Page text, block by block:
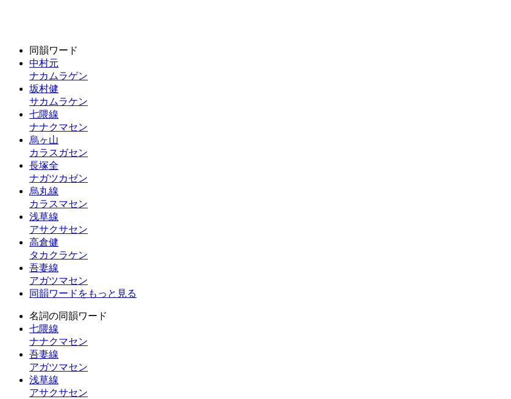
同韻ワード
中村元
ナカムラゲン
坂村健
サカムラケン
七隈線
ナナクマセン
烏ヶ山
カラスガセン
長塚全
ナガツカゼン
烏丸線
カラスマセン
浅草線
アサクサセン
高倉健
タカクラケン
吾妻線
アガツマセン
同韻ワードをもっと見る
名詞の同韻ワード
七隈線
ナナクマセン
吾妻線
アガツマセン
浅草線
アサクサセン